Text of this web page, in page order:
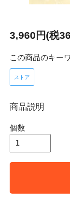
3,960円(税
この商品のキー
ストア
商品説明
個数